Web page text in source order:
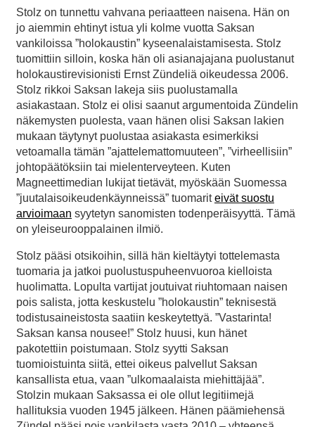
Stolz on tunnettu vahvana periaatteen naisena. Hän on
jo aiemmin ehtinyt istua yli kolme vuotta Saksan
vankiloissa ”holokaustin” kyseenalaistamisesta. Stolz
tuomittiin silloin, koska hän oli asianajajana puolustanut
holokaustirevisionisti Ernst Zündeliä oikeudessa 2006.
Stolz rikkoi Saksan lakeja siis puolustamalla
asiakastaan. Stolz ei olisi saanut argumentoida Zündelin
näkemysten puolesta, vaan hänen olisi Saksan lakien
mukaan täytynyt puolustaa asiakasta esimerkiksi
vetoamalla tämän ”ajattelemattomuuteen”, ”virheellisiin”
johtopäätöksiin tai mielenterveyteen. Kuten
Magneettimedian lukijat tietävät, myöskään Suomessa
”juutalaisoikeudenkäynneissä” tuomariteivät suostu
arvioimaan syytetyn sanomisten todenperäisyyttä. Tämä
on yleiseurooppalainen ilmiö.
Stolz pääsi otsikoihin, sillä hän kieltäytyi tottelemasta
tuomaria ja jatkoi puolustuspuheenvuoroa kielloista
huolimatta. Lopulta vartijat joutuivat riuhtomaan naisen
pois salista, jotta keskustelu ”holokaustin” teknisestä
todistusaineistosta saatiin keskeytettyä. ”Vastarinta!
Saksan kansa nousee!” Stolz huusi, kun hänet
pakotettiin poistumaan. Stolz syytti Saksan
tuomioistuinta siitä, ettei oikeus palvellut Saksan
kansallista etua, vaan ”ulkomaalaista miehittäjää”.
Stolzin mukaan Saksassa ei ole ollut legitiimejä
hallituksia vuoden 1945 jälkeen. Hänen päämiehensä